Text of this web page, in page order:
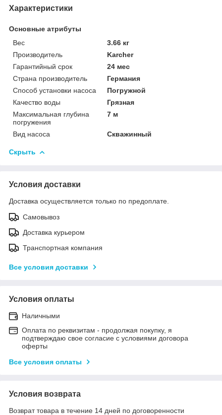
Характеристики
Основные атрибуты
Вес
3.66 кг
Производитель
Karcher
Гарантийный срок
24 мес
Страна производитель
Германия
Способ установки насоса
Погружной
Качество воды
Грязная
Максимальная глубина
погружения
7 м
Вид насоса Скважинный
Скрыть
Условия доставки
Доставка осуществляется только по предоплате.
Самовывоз
Доставка курьером
Транспортная компания
Все условия доставки
Условия оплаты
Наличными
Оплата по реквизитам - продолжая покупку, я
подтверждаю свое согласие с условиями договора
оферты
Все условия оплаты
Условия возврата
Возврат товара в течение 14 дней по договоренности